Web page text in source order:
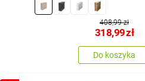
408,99 zł
318,99zł
Do koszyka